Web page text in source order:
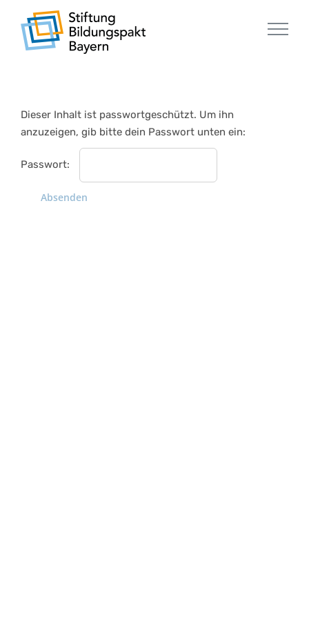
Inhalt
springen
Dieser Inhalt ist passwortgeschützt. Um ihn
anzuzeigen, gib bitte dein Passwort unten ein:
Passwort: